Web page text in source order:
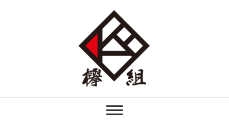
欅組｜けやきぐみ
かした木の家づくりを行う技術者集団で